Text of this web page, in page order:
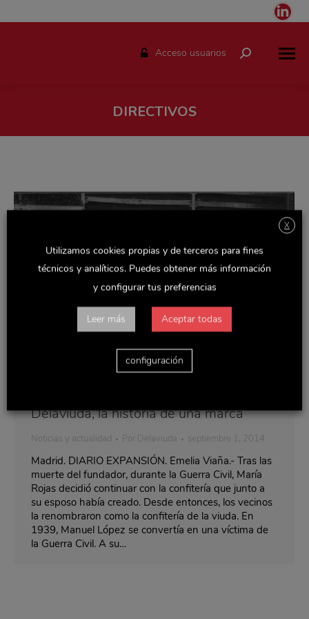
Acceso usuarios Buscar:
DIRECTIVOS
Delaviuda, la historia de una marca
Noticias y actualidad Por Delaviuda septiembre 1, 2014
Madrid. DIARIO EXPANSIÓN. Emelia Viaña.- Tras las
muerte del fundador, durante la Guerra Civil, María
Rojas decidió continuar con la confitería que junto a
su esposo había creado. Desde entonces, los vecinos
la renombraron como la confitería de la viuda. En
1939, Manuel López se convertía en una víctima de
la Guerra Civil. A su…
X
Utilizamos cookies propias y de terceros para fines
técnicos y analíticos. Puedes obtener más información
y configurar tus preferencias
Leer más Aceptar todas
configuración